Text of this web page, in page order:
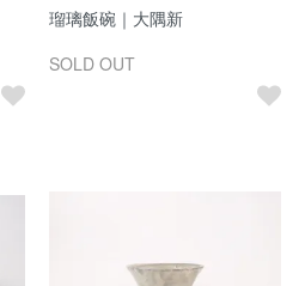
瑠璃飯碗｜大隅新
SOLD OUT